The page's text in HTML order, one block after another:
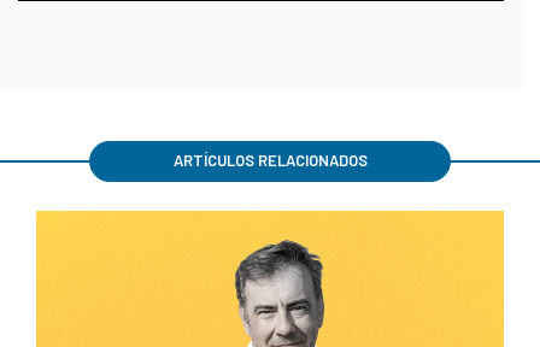
ARTÍCULOS RELACIONADOS